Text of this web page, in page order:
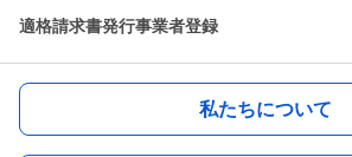
適格請求書発行事業者登録
私たちについて